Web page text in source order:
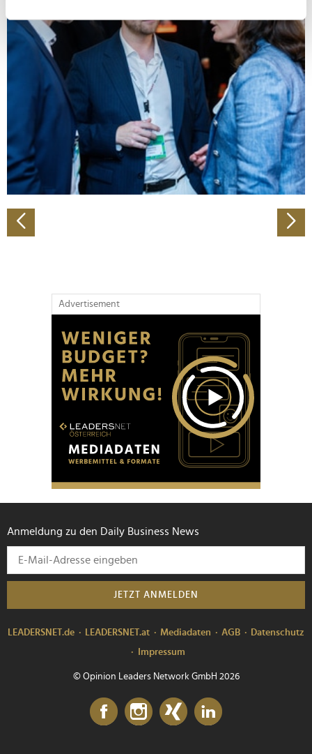
bestimmten Merkmalen (Fingerprinting) identifizieren
Erfahren Sie mehr darüber, wie Ihre persönlichen Daten
verarbeitet werden, und legen Sie Ihre Präferenzen im
Abschnitt Einzelheitenfest.
Wir verwenden Cookies, um Inhalte und Anzeigen zu
personalisieren, Funktionen für soziale Medien anbieten
zu können und die Zugriffe auf unsere Website zu
analysieren. Außerdem geben wir Informationen zu Ihrer
Verwendung unserer Website an unsere Partner für
Partner führen diese Informationen möglicherweise mit
weiteren Daten zusammen, die Sie ihnen bereitgestellt
Advertisement
Anmeldung zu den Daily Business News
JETZT ANMELDEN
LEADERSNET.de LEADERSNET.at Mediadaten AGB
Datenschutz
Impressum
© Opinion Leaders Network GmbH 2026